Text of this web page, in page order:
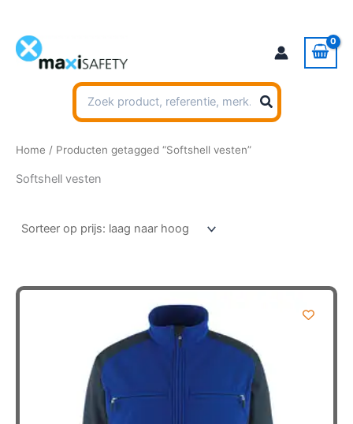
inhoud
Zoeken
naar:
Home / Producten getagged “Softshell vesten”
Softshell vesten